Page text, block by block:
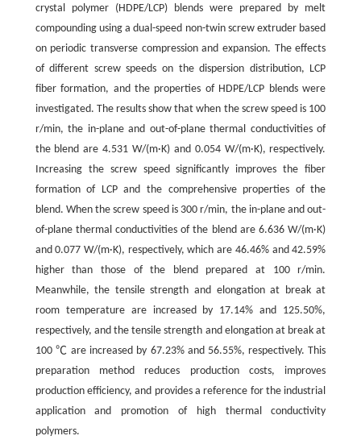
crystal polymer (HDPE/LCP) blends were prepared by melt
compounding using a dual-speed non-twin screw extruder based
on periodic transverse compression and expansion. The effects
of different screw speeds on the dispersion distribution, LCP
fiber formation, and the properties of HDPE/LCP blends were
investigated. The results show that when the screw speed is 100
r/min, the in-plane and out-of-plane thermal conductivities of
the blend are 4.531 W/(m·K) and 0.054 W/(m·K), respectively.
Increasing the screw speed significantly improves the fiber
formation of LCP and the comprehensive properties of the
blend. When the screw speed is 300 r/min, the in-plane and out-
of-plane thermal conductivities of the blend are 6.636 W/(m·K)
and 0.077 W/(m·K), respectively, which are 46.46% and 42.59%
higher than those of the blend prepared at 100 r/min.
Meanwhile, the tensile strength and elongation at break at
room temperature are increased by 17.14% and 125.50%,
respectively, and the tensile strength and elongation at break at
100 ℃ are increased by 67.23% and 56.55%, respectively. This
preparation method reduces production costs, improves
production efficiency, and provides a reference for the industrial
application and promotion of high thermal conductivity
polymers.